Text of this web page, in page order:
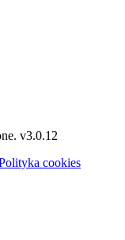
v3.0.12
cookies